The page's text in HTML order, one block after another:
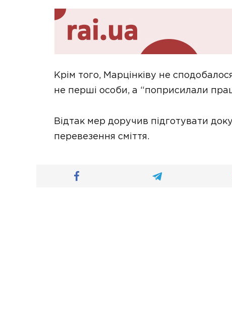
Крім того, Марцінківу не
не перші особи, а “поприсилали
Відтак мер доручив підготувати
перевезення сміття.